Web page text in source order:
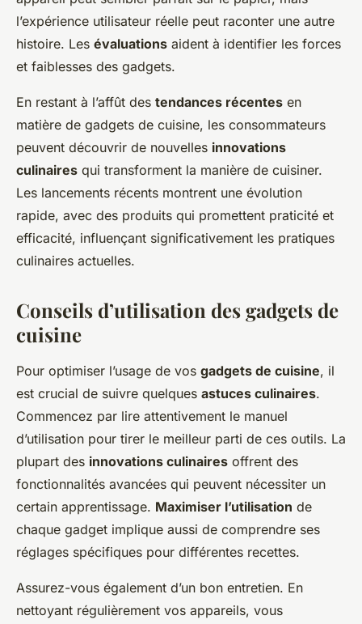
l’expérience utilisateur réelle peut raconter une autre
histoire. Les évaluations aident à identifier les forces
et faiblesses des gadgets.
En restant à l’affût des tendances récentes en
matière de gadgets de cuisine, les consommateurs
peuvent découvrir de nouvelles innovations
culinaires qui transforment la manière de cuisiner.
Les lancements récents montrent une évolution
rapide, avec des produits qui promettent praticité et
efficacité, influençant significativement les pratiques
culinaires actuelles.
Conseils d’utilisation des gadgets de
cuisine
Pour optimiser l’usage de vos gadgets de cuisine, il
est crucial de suivre quelques astuces culinaires.
Commencez par lire attentivement le manuel
d’utilisation pour tirer le meilleur parti de ces outils. La
plupart des innovations culinaires offrent des
fonctionnalités avancées qui peuvent nécessiter un
certain apprentissage. Maximiser l’utilisation de
chaque gadget implique aussi de comprendre ses
réglages spécifiques pour différentes recettes.
Assurez-vous également d’un bon entretien. En
nettoyant régulièrement vos appareils, vous